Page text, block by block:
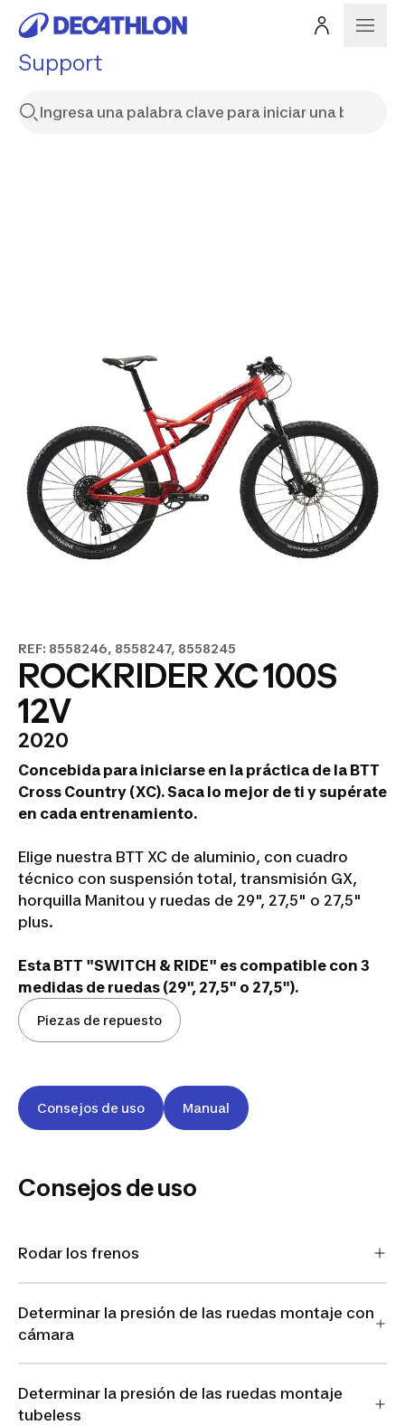
Support
REF: 8558246, 8558247, 8558245
ROCKRIDER XC 100S
12V
2020
Concebida para iniciarse en la práctica de la BTT
Cross Country (XC). Saca lo mejor de ti y supérate
en cada entrenamiento.
Elige nuestra BTT XC de aluminio, con cuadro
técnico con suspensión total, transmisión GX,
horquilla Manitou y ruedas de 29", 27,5" o 27,5"
plus.
Esta BTT "SWITCH & RIDE" es compatible con 3
medidas de ruedas (29", 27,5" o 27,5").
Piezas de repuesto
Consejos de uso Manual
Consejos de uso
Rodar los frenos
Determinar la presión de las ruedas montaje con
cámara
Determinar la presión de las ruedas montaje
tubeless